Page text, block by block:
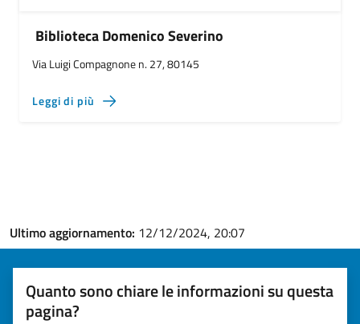
Biblioteca Domenico Severino
Via Luigi Compagnone n. 27, 80145
Leggi di più
Ultimo aggiornamento: 12/12/2024, 20:07
Quanto sono chiare le informazioni su questa
pagina?